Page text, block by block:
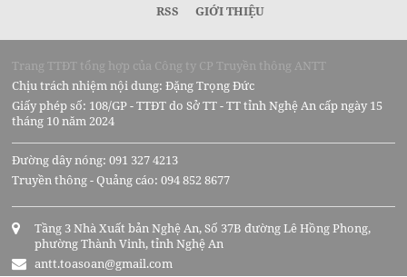
RSS GIỚI THIỆU
Trang TTĐT tổng hợp của Công ty CP Truyền thông ANTT
Chịu trách nhiệm nội dung: Đặng Trọng Đức
Giấy phép số: 108/GP - TTĐT do Sở TT - TT tỉnh Nghệ An cấp ngày 15
tháng 10 năm 2024
Đường dây nóng: 091 327 4213
Truyền thông - Quảng cáo: 094 852 8677
Tầng 3 Nhà Xuất bản Nghệ An, Số 37B đường Lê Hồng Phong,
phường Thành Vinh, tỉnh Nghệ An
antt.toasoan@gmail.com